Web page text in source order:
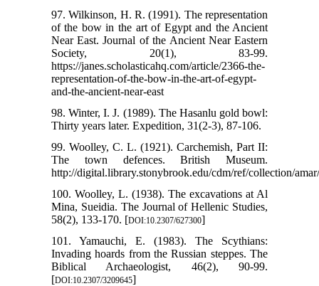
97. Wilkinson, H. R. (1991). The representation
of the bow in the art of Egypt and the Ancient
Near East. Journal of the Ancient Near Eastern
Society, 20(1), 83-99.
https://janes.scholasticahq.com/article/2366-the-
representation-of-the-bow-in-the-art-of-egypt-
and-the-ancient-near-east
98. Winter, I. J. (1989). The Hasanlu gold bowl:
Thirty years later. Expedition, 31(2-3), 87-106.
99. Woolley, C. L. (1921). Carchemish, Part II:
The town defences. British Museum.
http://digital.library.stonybrook.edu/cdm/ref/collection/
100. Woolley, L. (1938). The excavations at Al
Mina, Sueidia. The Journal of Hellenic Studies,
58(2), 133-170. [DOI:10.2307/627300]
101. Yamauchi, E. (1983). The Scythians:
Invading hoards from the Russian steppes. The
Biblical Archaeologist, 46(2), 90-99.
[DOI:10.2307/3209645]